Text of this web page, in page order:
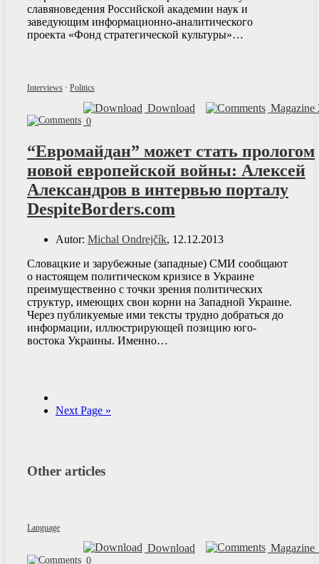
славяноведения Российской академии наук и
заведующим информационно-аналитического
проекта «Фонд стратегической культуры»…
Interviews · Politics
Magazine
Download
0
“Евромайдан” может стать прологом
новой европейской войны: Алексей
Александров в интервью порталу
DespiteBorders.com
Autor: Michal Ondrejčík, 12.12.2013
Словацкие и зарубежные (западные) СМИ сообщают
о настоящем политическом кризисе в Украине
преимущественно с точки зрения политических
структур, имеющих свои корни на Западной Украине.
Через публикуемые ими тексты трудно добраться до
информации, иллюстрирующей позицию юго-
востока Украины. Именно…
Next Page »
Other articles
Language
Magazine
Download
0